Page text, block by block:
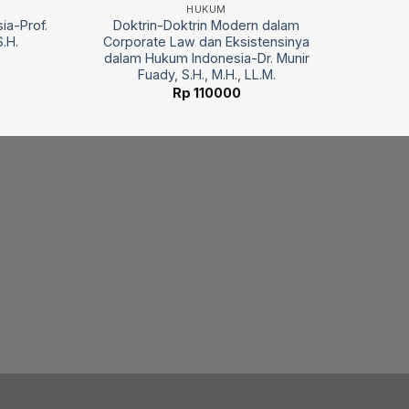
Prof.
HUKUM
Doktrin-Doktrin Modern dalam
Corporate Law dan Eksistensinya
dalam Hukum Indonesia-Dr. Munir
Fuady, S.H., M.H., LL.M.
Rp 110000